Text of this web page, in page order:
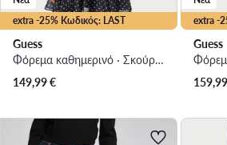
extra -25% Κωδικός: LAST
Guess
Φόρεμα καθημερινό · Σκούρο μπλε · Mini
149,99€
extra -
Guess
159,99